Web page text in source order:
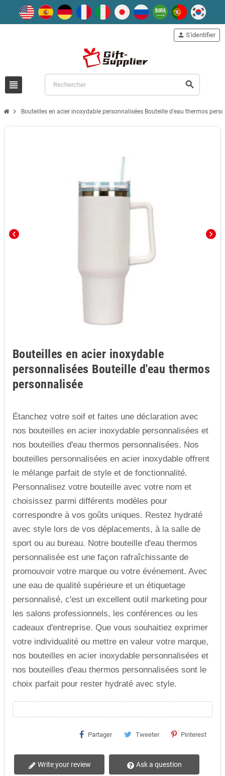
view_headline search
person S'identifier
chevron_right Bouteilles en acier inoxydable personnalisées Bouteille d'eau thermos
chevron_left chevron_right
Bouteilles en acier inoxydable
personnalisées Bouteille d'eau thermos
personnalisée
Étanchez votre soif et faites une déclaration avec
nos bouteilles en acier inoxydable personnalisées et
nos bouteilles d'eau thermos personnalisées. Nos
bouteilles personnalisées en acier inoxydable offrent
le mélange parfait de style et de fonctionnalité.
Personnalisez votre bouteille avec votre nom et
choisissez parmi différents modèles pour
correspondre à vos goûts uniques. Restez hydraté
avec style lors de vos déplacements, à la salle de
sport ou au bureau. Notre bouteille d'eau thermos
personnalisée est une façon rafraîchissante de
promouvoir votre marque ou votre événement. Avec
une eau de qualité supérieure et un étiquetage
personnalisé, c'est un excellent outil marketing pour
les salons professionnels, les conférences ou les
cadeaux d'entreprise. Que vous souhaitiez exprimer
votre individualité ou mettre en valeur votre marque,
nos bouteilles en acier inoxydable personnalisées et
nos bouteilles d'eau thermos personnalisées sont le
choix parfait pour rester hydraté avec style.
Partager Tweeter Pinterest
Write your review Ask a question